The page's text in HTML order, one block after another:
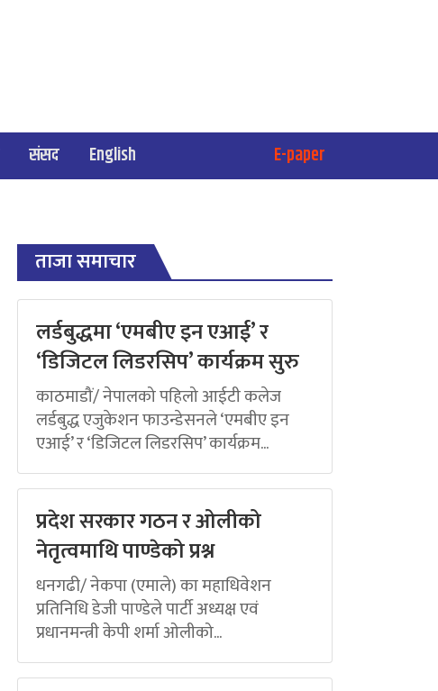
संसद English E-paper
ताजा समाचार
लर्डबुद्धमा ‘एमबीए इन एआई’ र
‘डिजिटल लिडरसिप’ कार्यक्रम सुरु
काठमाडौं/ नेपालको पहिलो आईटी कलेज
लर्डबुद्ध एजुकेशन फाउन्डेसनले ‘एमबीए इन
एआई’ र ‘डिजिटल लिडरसिप’ कार्यक्रम...
प्रदेश सरकार गठन र ओलीको
नेतृत्वमाथि पाण्डेको प्रश्न
धनगढी/ नेकपा (एमाले) का महाधिवेशन
प्रतिनिधि डेजी पाण्डेले पार्टी अध्यक्ष एवं
प्रधानमन्त्री केपी शर्मा ओलीको...